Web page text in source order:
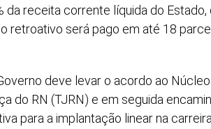
da receita corrente líquida do
retroativo será pago em até 18
deve levar o acordo ao
do RN (TJRN) e em seguida
para a implantação linear na